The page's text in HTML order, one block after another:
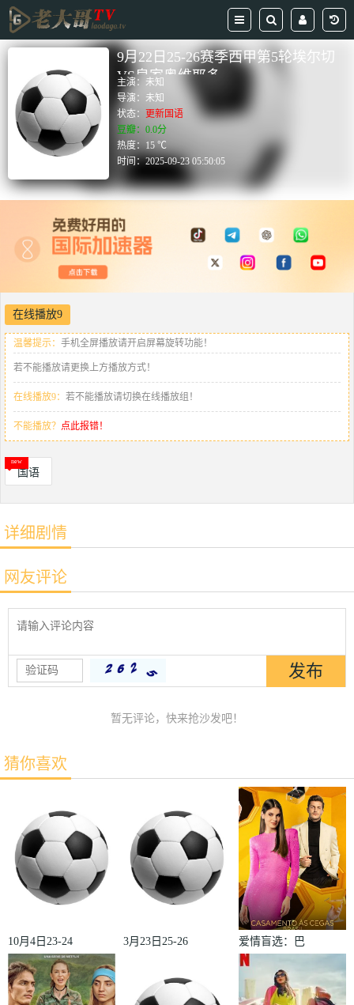
9月22日25-26赛季西甲第5轮埃尔切
VS皇家奥维耶多
主演： 未知
导演：未知
状态： 更新国语
豆瓣：0.0分
热度：15 ℃
时间：2025-09-23 05:50:05
在线播放9
温馨提示： 手机全屏播放请开启屏幕旋转功能！
若不能播放请更换上方播放方式！
在线播放9： 若不能播放请切换在线播放组！
不能播放？ 点此报错！
国语
详细剧情
网友评论
暂无评论，快来抢沙发吧！
猜你喜欢
10月4日23-24
赛季欧冠小组
赛第2轮那不
3月23日25-26
轮雷恩VS梅
爱情盲选：巴
西篇第二季